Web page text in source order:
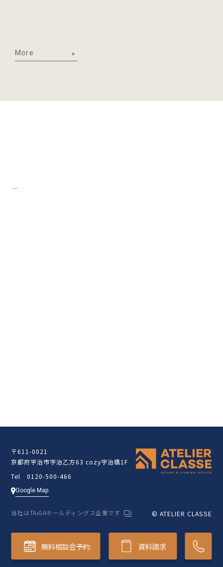
More
〒611-0021
京都府宇治市宇治乙方63 cozy宇治橋1F
Tel 0120-500-466
Google Map
当社はTAiGAホールディングス企業です © ATELIER CLASSE
無料相談会予約 資料請求